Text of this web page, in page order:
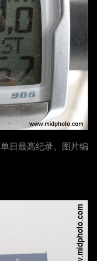
日最高纪录。图片编